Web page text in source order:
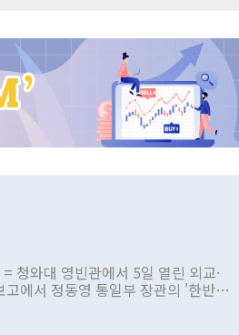
청와대 영빈관에서 5일 열린 외교·
에서 정동영 통일부 장관의 '한반도
사안을 정책으로 추진하겠다고 공